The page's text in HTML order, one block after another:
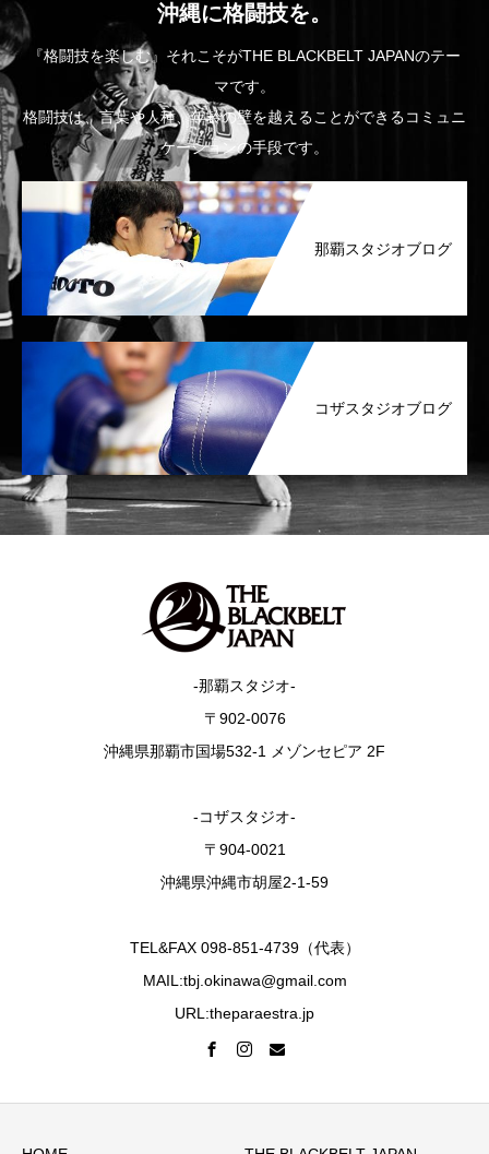
沖縄に格闘技を。
『格闘技を楽しむ』それこそがTHE BLACKBELT JAPANのテー
マです。
格闘技は、言葉や人種、年齢の壁を越えることができるコミュニ
ケーションの手段です。
那覇スタジオブログ
コザスタジオブログ
-那覇スタジオ-
〒902-0076
沖縄県那覇市国場532-1 メゾンセピア 2F
-コザスタジオ-
〒904-0021
沖縄県沖縄市胡屋2-1-59
TEL&FAX 098-851-4739（代表）
MAIL:tbj.okinawa@gmail.com
URL:theparaestra.jp